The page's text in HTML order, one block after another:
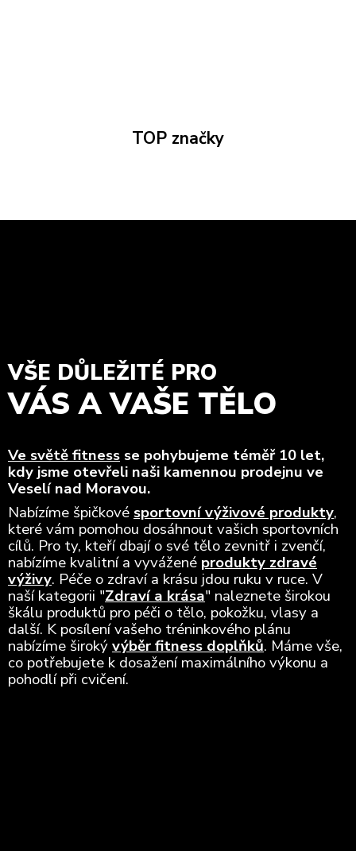
TOP značky
VŠE DŮLEŽITÉ PRO
VÁS A VAŠE TĚLO
Ve světě fitness se pohybujeme téměř 10 let,
kdy jsme otevřeli naši kamennou prodejnu ve
Veselí nad Moravou.
Nabízíme špičkové sportovní výživové produkty,
které vám pomohou dosáhnout vašich sportovních
cílů. Pro ty, kteří dbají o své tělo zevnitř i zvenčí,
nabízíme kvalitní a vyvážené produkty zdravé
výživy. Péče o zdraví a krásu jdou ruku v ruce. V
naší kategorii "Zdraví a krása" naleznete širokou
škálu produktů pro péči o tělo, pokožku, vlasy a
další. K posílení vašeho tréninkového plánu
nabízíme širokývýběr fitness doplňků. Máme vše,
co potřebujete k dosažení maximálního výkonu a
pohodlí při cvičení.